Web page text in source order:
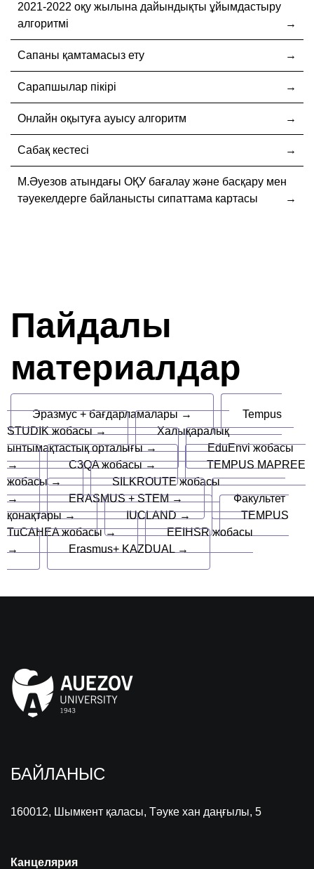
2021-2022 оқу жылына дайындықты ұйымдастыру
алгоритмі
Сапаны қамтамасыз ету
Сарапшылар пікірі
Онлайн оқытуға ауысу алгоритм
Сабақ кестесі
М.Әуезов атындағы ОҚУ бағалау және басқару мен
тәуекелдерге байланысты сипаттама картасы
Пайдалы
материалдар
Эразмус + бағдарламалары →
Tempus
STUDIK жобасы →
Халықаралық
ынтымақтастық орталығы →
EduEnvi жобасы
→
C3QA жобасы →
TEMPUS MAPREE
жобасы →
SILKROUTE жобасы
→
ERASMUS + STEM →
Факультет
қонақтары →
IUCLAND →
TEMPUS
TuCAHEA жобасы →
EEIHSR жобасы
→
Erasmus+ KAZDUAL →
БАЙЛАНЫС
160012, Шымкент қаласы, Тәуке хан даңғылы, 5
Канцелярия